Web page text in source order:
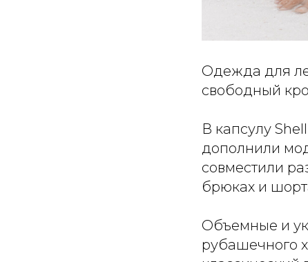
Одежда для
свободный
В капсулу
дополнили
совместили
брюках и
Объемные и
рубашечного